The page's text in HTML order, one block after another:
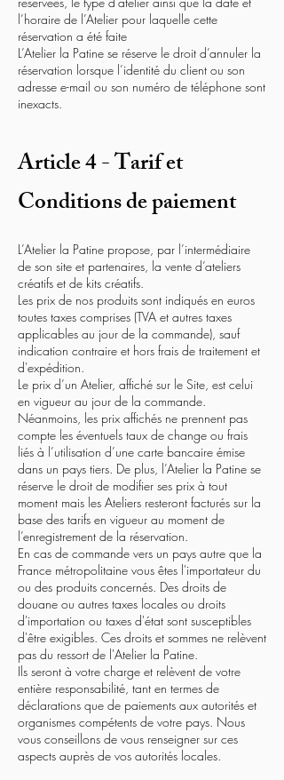
l’horaire de l’Atelier pour laquelle cette
réservation a été faite
L’Atelier la Patine se réserve le droit d’annuler la
réservation lorsque l’identité du client ou son
adresse e-mail ou son numéro de téléphone sont
inexacts.
Article 4 - Tarif et
Conditions de paiement
L’Atelier la Patine propose, par l’intermédiaire
de son site et partenaires, la vente d’ateliers
créatifs et de kits créatifs.
Les prix de nos produits sont indiqués en euros
toutes taxes comprises (TVA et autres taxes
applicables au jour de la commande), sauf
indication contraire et hors frais de traitement et
d'expédition.
Le prix d’un Atelier, affiché sur le Site, est celui
en vigueur au jour de la commande.
Néanmoins, les prix affichés ne prennent pas
compte les éventuels taux de change ou frais
liés à l’utilisation d’une carte bancaire émise
dans un pays tiers. De plus, l’Atelier la Patine se
réserve le droit de modifier ses prix à tout
moment mais les Ateliers resteront facturés sur la
base des tarifs en vigueur au moment de
l’enregistrement de la réservation.
En cas de commande vers un pays autre que la
France métropolitaine vous êtes l'importateur du
ou des produits concernés. Des droits de
douane ou autres taxes locales ou droits
d'importation ou taxes d'état sont susceptibles
d'être exigibles. Ces droits et sommes ne relèvent
pas du ressort de l'Atelier la Patine.
Ils seront à votre charge et relèvent de votre
entière responsabilité, tant en termes de
déclarations que de paiements aux autorités et
organismes compétents de votre pays. Nous
vous conseillons de vous renseigner sur ces
aspects auprès de vos autorités locales.